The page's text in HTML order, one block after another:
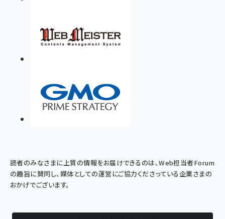
読者のみなさまに上質の情報をお届けできるのは、Web担当者Forum
の趣旨に賛同し、媒体としての運営にご協力くださっている企業さまの
おかげでございます。